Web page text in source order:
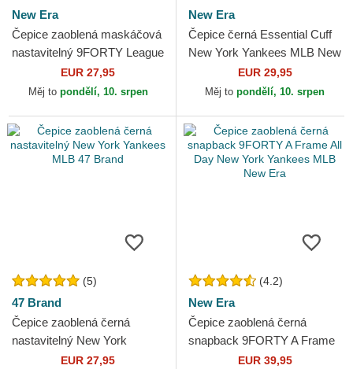
New Era
Čepice zaoblená maskáčová
nastavitelný 9FORTY League
Essential New York Yankees
MLB New Era
EUR 27,95
Měj to pondělí, 10. srpen
New Era
Čepice černá Essential Cuff
New York Yankees MLB New
EUR 29,95
Měj to pondělí, 10. srpen
(5)
47 Brand
Čepice zaoblená černá
nastavitelný New York
Yankees MLB 47 Brand
EUR 27,95
(4.2)
New Era
Čepice zaoblená černá
snapback 9FORTY A Frame
All Day New York Yankees
EUR 39,95